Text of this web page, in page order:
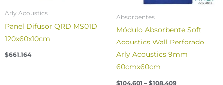
Arly Acoustics
Panel Difusor QRD MS01D
120x60x10cm
$661.164
Absorbentes
Módulo Absorbente Soft
Acoustics Wall Perforado
Arly Acoustics 9mm
60cmx60cm
$104.601 – $108.409